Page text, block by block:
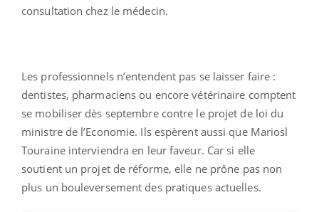
consultation chez le médecin.
Les professionnels n’entendent pas se laisser faire :
dentistes, pharmaciens ou encore vétérinaire comptent
se mobiliser dès septembre contre le projet de loi du
ministre de l’Economie. Ils espèrent aussi que Mariosl
Touraine interviendra en leur faveur. Car si elle
soutient un projet de réforme, elle ne prône pas non
plus un bouleversement des pratiques actuelles.